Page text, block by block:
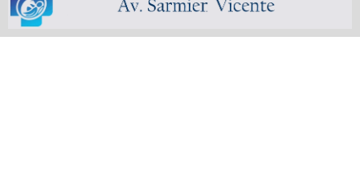
San Vicente en penumbras digitales: Telecentro dejó sin